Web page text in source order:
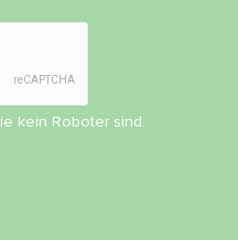
kein Roboter sind.